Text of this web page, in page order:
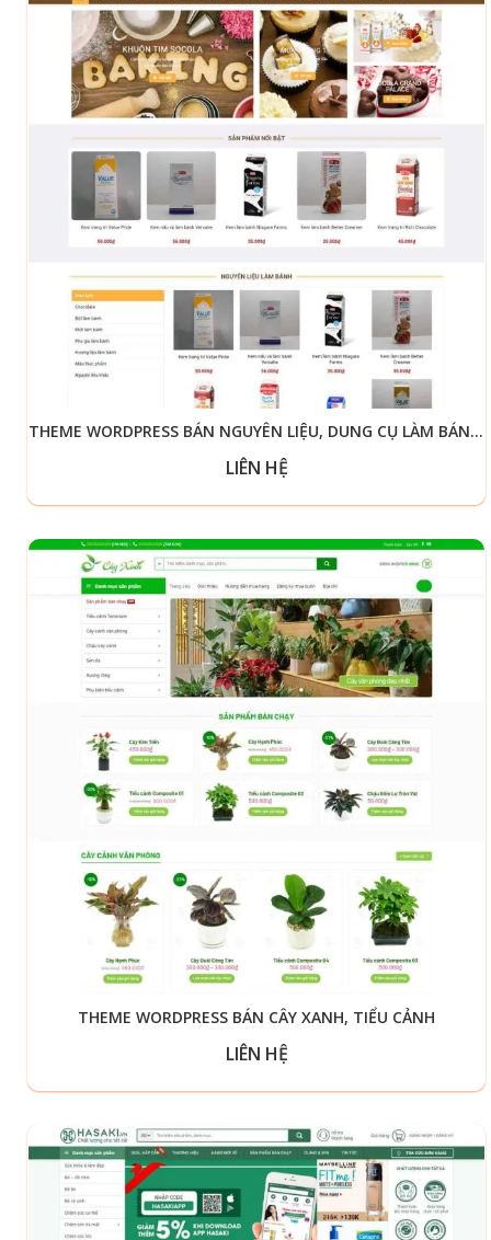
THEME WORDPRESS BÁN NGUYÊN LIỆU, DUNG CỤ LÀM BÁNH 02
LIÊN HỆ
THEME WORDPRESS BÁN CÂY XANH, TIỂU CẢNH
LIÊN HỆ